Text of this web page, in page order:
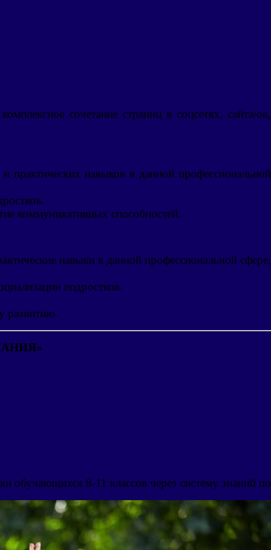
сочетание страниц в соцсетях, сайта/ов,
практических навыков в данной профессиональной
коммуникативных способностей.
навыки в данной профессиональной сфере,
подростков.
развитию.
обучающихся 8-11 классов через систему знаний по